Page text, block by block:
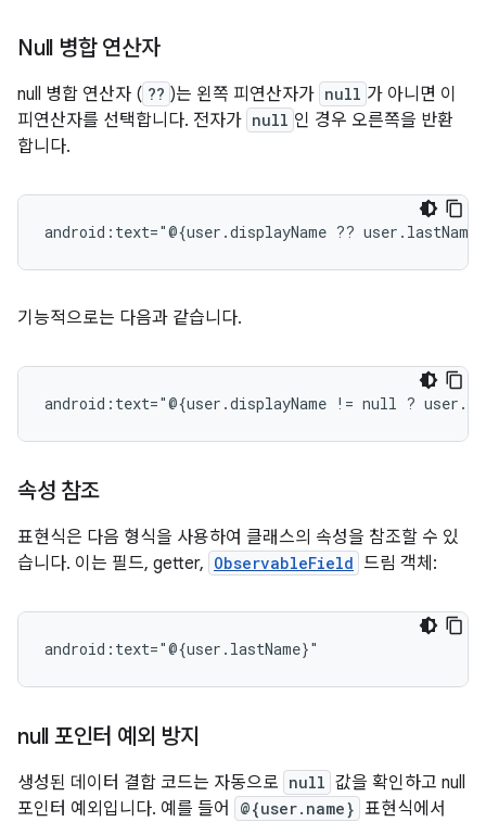
Null 병합 연산자
null 병합 연산자 ( ?? )는 왼쪽 피연산자가 null 가 아니면 이
피연산자를 선택합니다. 전자가 null 인 경우 오른쪽을 반환
합니다.
android:text="@{user.displayName ??
기능적으로는 다음과 같습니다.
android:text="@{user.displayName != null ?
속성 참조
표현식은 다음 형식을 사용하여 클래스의 속성을 참조할 수 있
습니다. 이는 필드, getter, ObservableField 드림 객체:
null 포인터 예외 방지
생성된 데이터 결합 코드는 자동으로 null 값을 확인하고 null
포인터 예외입니다. 예를 들어
@{user.name} 표현식에서